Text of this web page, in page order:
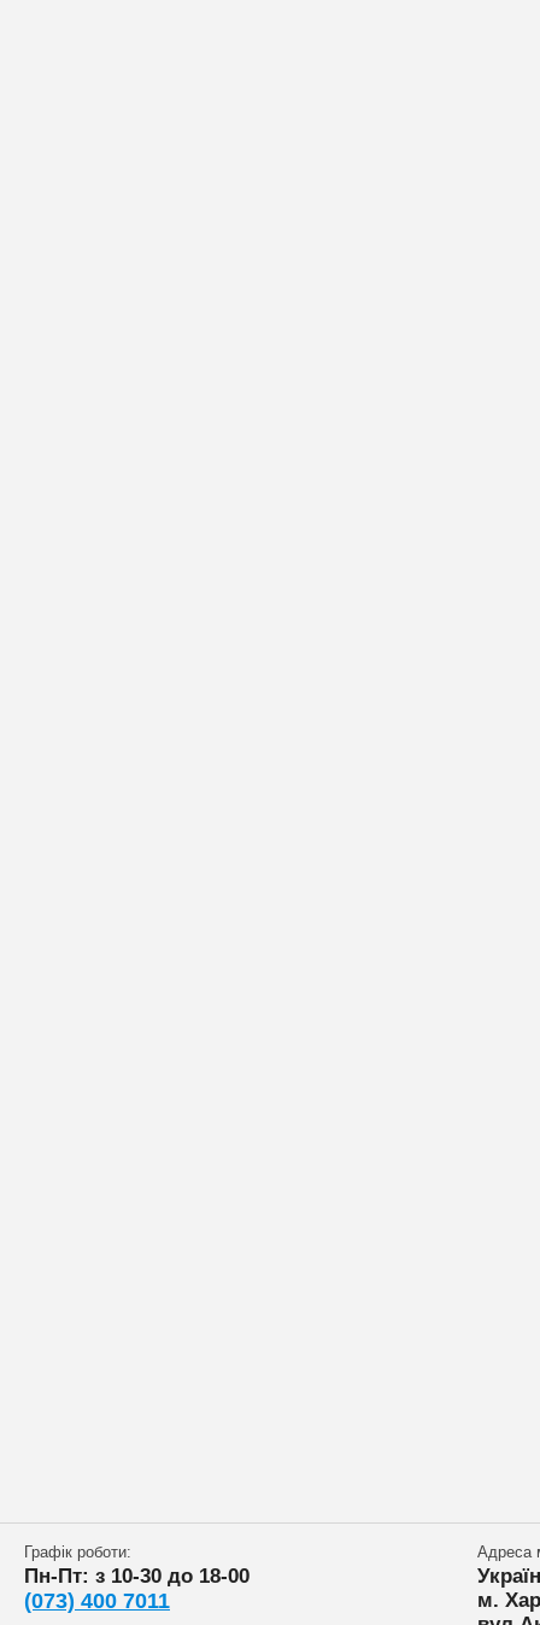
Графік роботи:
Пн-Пт: з 10-30 до 18-00
(073) 400 7011
Адреса
м.